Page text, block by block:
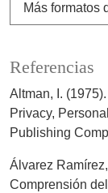
Más formatos
Referencias
Altman, I.
Privacy,
Publishing
Álvarez
Comprensión